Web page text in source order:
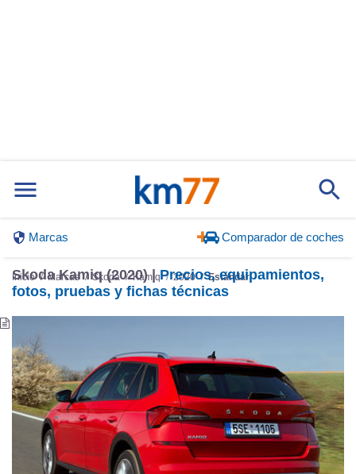
Marcas Comparador de coches
Inicio Marcas Skoda Kamiq 2020 Estándar
Skoda Kamiq (2020) |Precios, equipamientos,
fotos, pruebas y fichas técnicas